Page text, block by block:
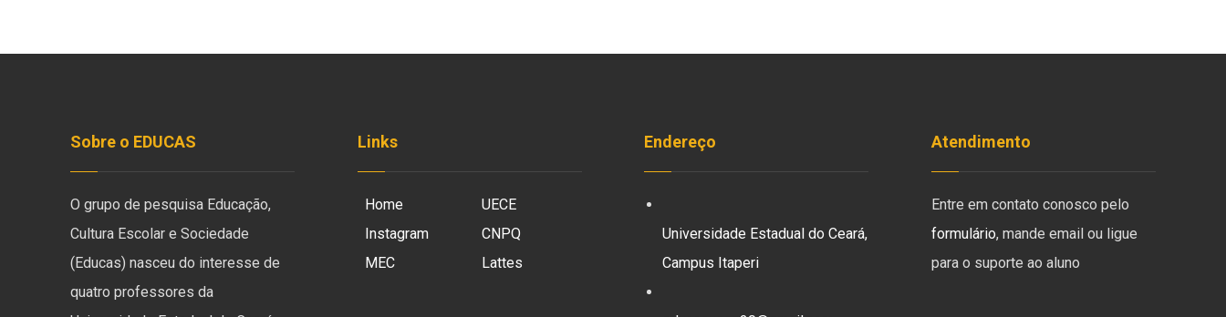
Sobre o EDUCAS
O grupo de pesquisa Educação,
Cultura Escolar e Sociedade
(Educas) nasceu do interesse de
quatro professores da
Links
Home
UECE
Instagram
CNPQ
MEC
Lattes
Endereço
Universidade Estadual do Ceará,
Campus Itaperi
Atendimento
Entre em contato conosco pelo
formulário, mande email ou ligue
para o suporte ao aluno